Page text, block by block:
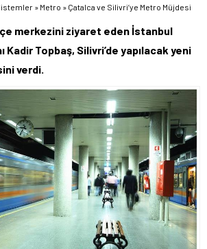
» Metro » Çatalca ve Silivri’ye Metro Müjdesi
merkezini ziyaret eden İstanbul
Kadir Topbaş, Silivri’de yapılacak yeni
verdi.